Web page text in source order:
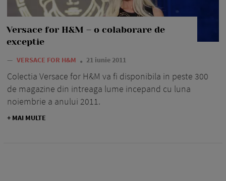
Versace for H&M – o colaborare de
exceptie
— VERSACE FOR H&M 21 iunie 2011
Colectia Versace for H&M va fi disponibila in peste 300
de magazine din intreaga lume incepand cu luna
noiembrie a anului 2011.
+ MAI MULTE